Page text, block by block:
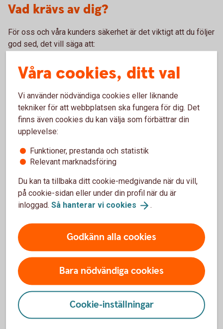
Vad krävs av dig?
För oss och våra kunders säkerhet är det viktigt att du följer
god sed, det vill säga att:
Du inte utnyttjar sårbarheten för att nå, eller försöka nå
information som inte tillhör dig.
modifiera information.
Du inte påverkar tillgängligheten på våra tjänster genom
till exempel överbelastningsattacker.
Du ger oss en möjlighet att åtgärda den inrapporterade
Kan du tipsa anonymt?
Ja, men då kan vi inte svara tillbaka och hålla dig
uppdaterad om status.
PGP-nyckel
PGP-nyckel
Key ID:
Fingerprint:6D10 38EF FFF3 F5F2 22D0 A77E F639 0609
9812 3425
Våra cookies, ditt val
Vi använder nödvändiga cookies eller liknande
tekniker för att webbplatsen ska fungera för dig. Det
finns även cookies du kan välja som förbättrar din
upplevelse:
Funktioner, prestanda och statistik
Relevant marknadsföring
Du kan ta tillbaka ditt cookie-medgivande när du vill,
på cookie-sidan eller under din profil när du är
inloggad. Så hanterar vi cookies .
Godkänn alla cookies
Bara nödvändiga cookies
Cookie-inställningar